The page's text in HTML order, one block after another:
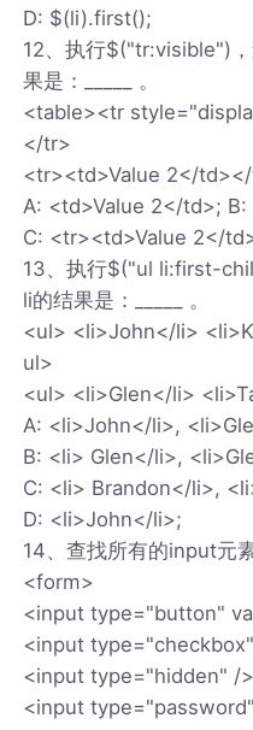
D: $(li).first();
12、执行$("tr:visible")
果是：_____ 。
<table><tr
</tr>
<tr><td>Value 2</
A: <td>Value 2</td>; B:
C: <tr><td>Value 2</
13、执行$("ul li:first-
li的结果是：_____ 。
<ul> <li>John</li>
ul>
<ul> <li>Glen</li>
A: <li>John</li>,
B: <li> Glen</li>,
C: <li> Brandon</li>,
D: <li>John</li>;
14、查找所有的input元
<form>
<input type="button"
<input
<input type="hidden" /
<input